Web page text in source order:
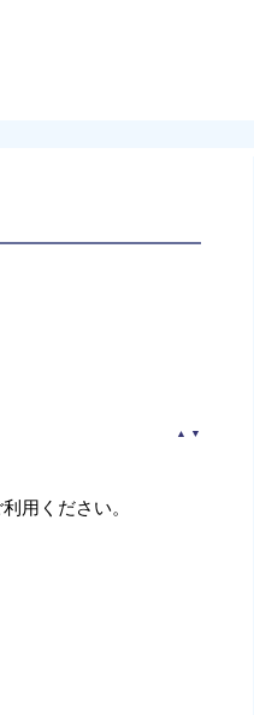
▲ ▼
利用ください。